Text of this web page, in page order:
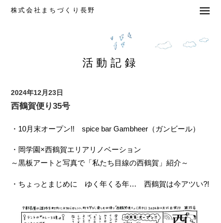
株式会社まちづくり長野
活動記録
2024年12月23日
西鶴賀便り35号
・10月末オープン!! spice bar Gambheer（ガンビール）
・岡学園×西鶴賀エリアリノベーション
～黒板アートと写真で「私たち目線の西鶴賀」紹介～
・ちょっとまじめに ゆく年くる年… 西鶴賀は今アツい?!